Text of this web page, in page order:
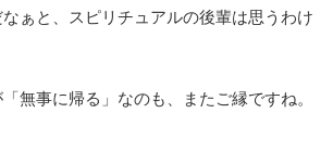
乱の時に縁を結んだ神社ということで…
そんな気がします…。笑
延びる際、捕まれば命はないという状況